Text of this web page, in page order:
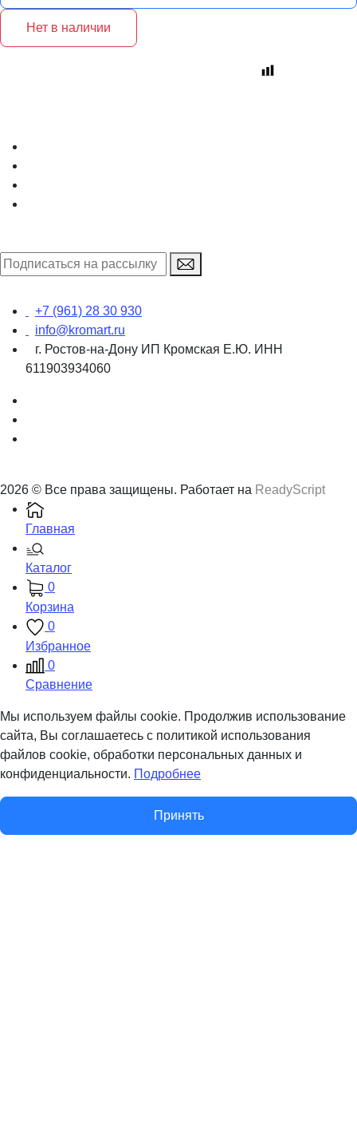
Нет в наличии
+7 (961) 28 30 930
info@kromart.ru
г. Ростов-на-Дону ИП Кромская Е.Ю. ИНН
611903934060
2026 © Все права защищены. Работает на ReadyScript
Главная
Каталог
0
Корзина
0
Избранное
0
Сравнение
Мы используем файлы cookie. Продолжив использование
сайта, Вы соглашаетесь с политикой использования
файлов cookie, обработки персональных данных и
конфиденциальности. Подробнее
Принять